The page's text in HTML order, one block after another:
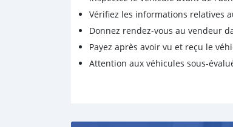
Vérifiez les informations relatives
Donnez rendez-vous au vendeur
Payez après avoir vu et reçu le
Attention aux véhicules sous-